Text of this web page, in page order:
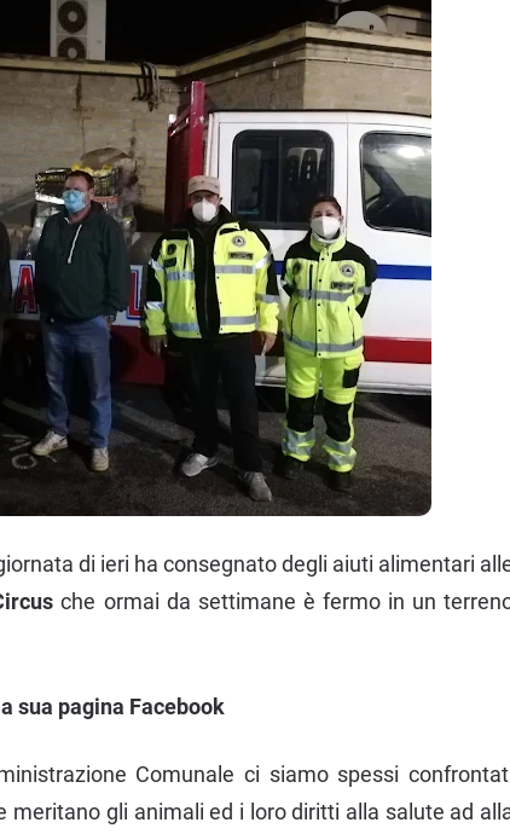
di ieri ha consegnato degli aiuti alimentari
che ormai da settimane è fermo in un
sua pagina Facebook
Comunale ci siamo spessi
meritano gli animali ed i loro diritti alla salute ad